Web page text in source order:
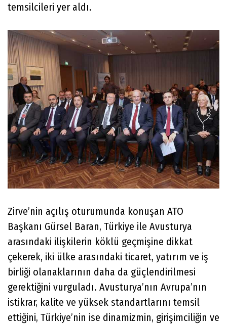
temsilcileri yer aldı.
Zirve’nin açılış oturumunda konuşan ATO
Başkanı Gürsel Baran, Türkiye ile Avusturya
arasındaki ilişkilerin köklü geçmişine dikkat
çekerek, iki ülke arasındaki ticaret, yatırım ve iş
birliği olanaklarının daha da güçlendirilmesi
gerektiğini vurguladı. Avusturya’nın Avrupa’nın
istikrar, kalite ve yüksek standartlarını temsil
ettiğini, Türkiye’nin ise dinamizmin, girişimciliğin ve